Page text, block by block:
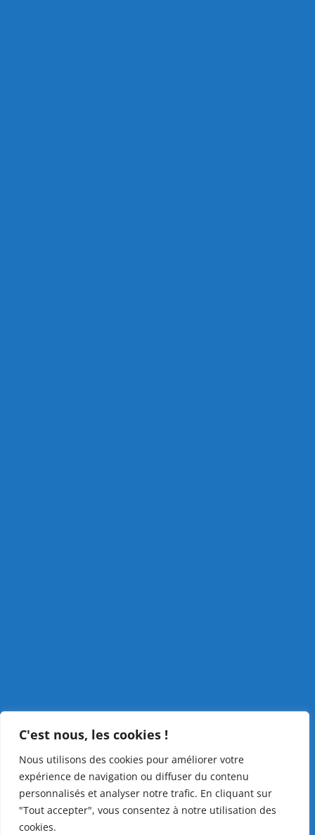
C'est nous, les cookies !
Nous utilisons des cookies pour améliorer votre
expérience de navigation ou diffuser du contenu
personnalisés et analyser notre trafic. En cliquant sur
"Tout accepter", vous consentez à notre utilisation des
cookies.